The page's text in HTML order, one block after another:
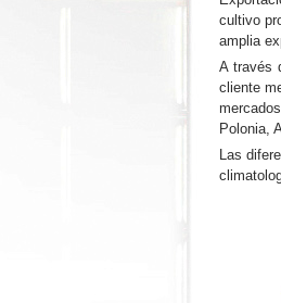
cultivo
amplia
A través
cliente
Polonia,
Las